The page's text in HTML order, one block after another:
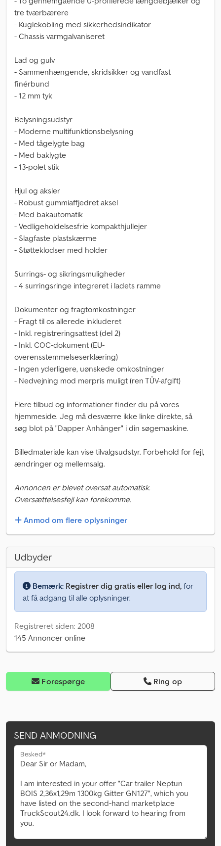
tre tværbærere
- Kuglekobling med sikkerhedsindikator
- Chassis varmgalvaniseret
Lad og gulv
- Sammenhængende, skridsikker og vandfast
finérbund
- 12 mm tyk
Belysningsudstyr
- Moderne multifunktionsbelysning
- Med tågelygte bag
- Med baklygte
- 13-polet stik
Hjul og aksler
- Robust gummiaffjedret aksel
- Med bakautomatik
- Vedligeholdelsesfrie kompakthjullejer
- Slagfaste plastskærme
- Støtteklodser med holder
Surrings- og sikringsmuligheder
- 4 surringsringe integreret i ladets ramme
Dokumenter og fragtomkostninger
- Fragt til os allerede inkluderet
- Inkl. registreringsattest (del 2)
- Inkl. COC-dokument (EU-
overensstemmelseserklæring)
- Ingen yderligere, uønskede omkostninger
- Nedvejning mod merpris muligt (ren TÜV-afgift)
Flere tilbud og informationer finder du på vores
hjemmeside. Jeg må desværre ikke linke direkte, så
søg blot på "Dapper Anhänger" i din søgemaskine.
Billedmateriale kan vise tilvalgsudstyr. Forbehold for fejl,
ændringer og mellemsalg.
Annoncen er blevet oversat automatisk.
Oversættelsesfejl kan forekomme.
Anmod om flere oplysninger
Udbyder
Bemærk: Registrer dig gratis eller log ind, for
at få adgang til alle oplysninger.
Registreret siden: 2008
145 Annoncer online
Forespørge Ring op
SEND ANMODNING
Besked*